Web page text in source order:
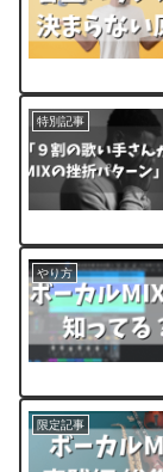
特別記事
やり方
限定記事